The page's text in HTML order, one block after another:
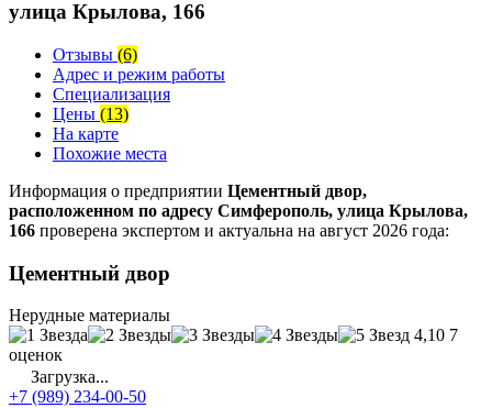
улица Крылова, 166
Отзывы (6)
Адрес и режим работы
Специализация
Цены (13)
На карте
Похожие места
Информация о предприятии Цементный двор,
расположенном по адресу Симферополь, улица Крылова,
166 проверена экспертом и актуальна на август 2026 года:
Цементный двор
Нерудные материалы
4,10 7
оценок
Загрузка...
+7 (989) 234-00-50